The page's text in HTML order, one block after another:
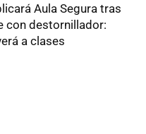
Aula Segura tras
con destornillador:
a clases